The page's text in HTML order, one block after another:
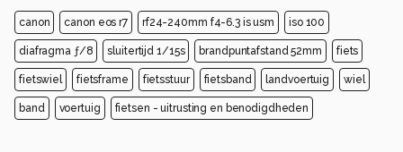
canon canon eos r7 rf24-240mm f4-6.3 is usm iso 100
diafragma ƒ/8 sluitertijd 1/15s brandpuntafstand 52mm fiets
fietswiel fietsframe fietsstuur fietsband landvoertuig wiel
band voertuig fietsen - uitrusting en benodigdheden